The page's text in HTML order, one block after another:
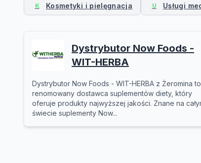
K Kosmetyki i pielęgnacja U Usługi
Dystrybutor Now Foods -
WIT-HERBA
Dystrybutor Now Foods - WIT-HERBA z Żeromina to
renomowany dostawca suplementów diety, który
oferuje produkty najwyższej jakości. Znane na
świecie suplementy Now...